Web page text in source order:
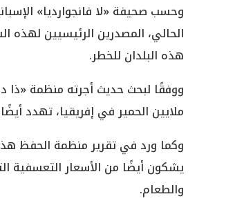
وحسب صحيفة «لا فانجوارديا»
الحالي، المصدرين الرئيسيين لهذه
هذه البلدان للخطر.
ووفقًا لبحث حديث أجرته منظمة «ذا
ملايين الحمير في إفريقيا، تهدد
وكما ورد في تقرير منظمة الحفظ
يشكون أيضًا من الأسعار التعسفية
والطعام.